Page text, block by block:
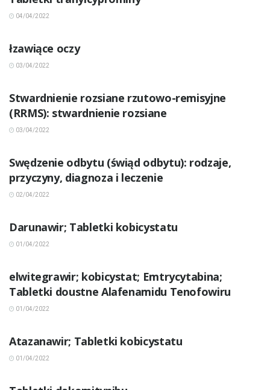
04/04/2022
łzawiące oczy
03/04/2022
Stwardnienie rozsiane rzutowo-remisyjne
(RRMS): stwardnienie rozsiane
03/04/2022
Swędzenie odbytu (świąd odbytu): rodzaje,
przyczyny, diagnoza i leczenie
02/04/2022
Darunawir; Tabletki kobicystatu
01/04/2022
elwitegrawir; kobicystat; Emtrycytabina;
Tabletki doustne Alafenamidu Tenofowiru
01/04/2022
Atazanawir; Tabletki kobicystatu
01/04/2022